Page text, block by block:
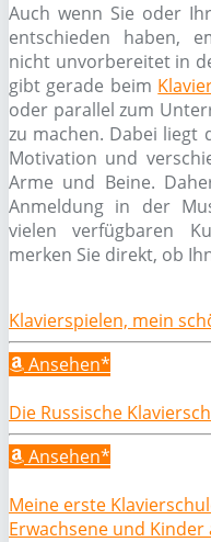
Auch wenn Sie oder
entschieden haben,
nicht unvorbereitet in
gibt gerade beim
oder parallel zum
zu machen. Dabei liegt
Motivation und
Arme und Beine.
Anmeldung in der
vielen verfügbaren
merken Sie direkt, ob
Klavierspielen, mein
Ansehen*
Die Russische
Ansehen*
Meine erste
Erwachsene und Kinder